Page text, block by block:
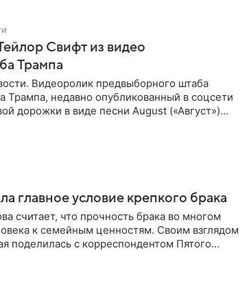
Свифт из видео
Трампа
Видеоролик предвыборного штаба
Трампа, недавно опубликованный в соцсети
дорожки в виде песни August («Август»)
главное условие крепкого брака
считает, что прочность брака во многом
к семейным ценностям. Своим взглядом
поделилась с корреспондентом Пятого